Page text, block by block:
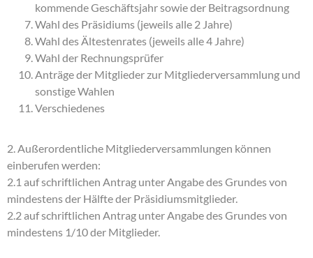
kommende Geschäftsjahr sowie der Beitragsordnung
Wahl des Präsidiums (jeweils alle 2 Jahre)
Wahl des Ältestenrates (jeweils alle 4 Jahre)
Wahl der Rechnungsprüfer
Anträge der Mitglieder zur Mitgliederversammlung und
sonstige Wahlen
Verschiedenes
2. Außerordentliche Mitgliederversammlungen können
einberufen werden:
2.1 auf schriftlichen Antrag unter Angabe des Grundes von
mindestens der Hälfte der Präsidiumsmitglieder.
2.2 auf schriftlichen Antrag unter Angabe des Grundes von
mindestens 1/10 der Mitglieder.